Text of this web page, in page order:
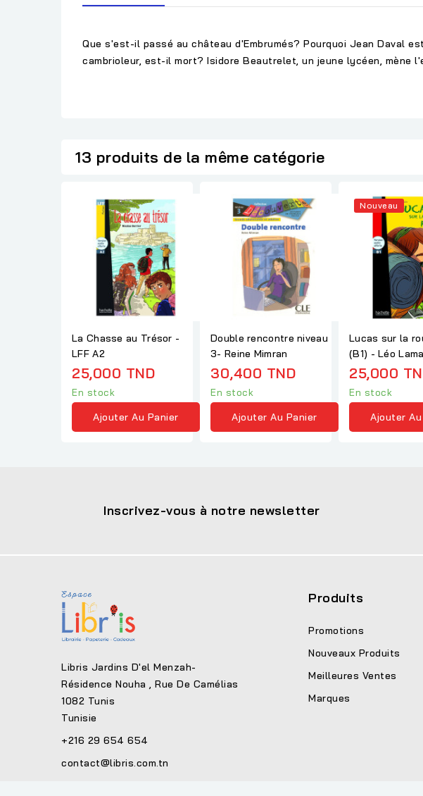
Que s'est-il passé au château d'Embrumés? Pourquoi Jean Daval
cambrioleur, est-il mort? Isidore Beautrelet, un jeune lycéen,
13 produits de la même catégorie
La Chasse au Trésor -
LFF A2
25,000 TND
En stock
Ajouter Au Panier
Double rencontre niveau
3- Reine Mimran
30,400 TND
En stock
Ajouter Au Panier
Nouveau
Lucas sur la
(B1) - Léo
25,000
En stock
Ajouter
Inscrivez-vous à notre newsletter
Libris Jardins D'el Menzah-
Résidence Nouha , Rue De Camélias
1082 Tunis
Tunisie
+216 29 654 654
contact@libris.com.tn
Produits
Promotions
Nouveaux Produits
Meilleures Ventes
Marques